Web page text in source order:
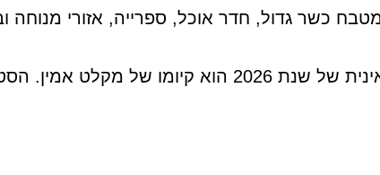
מטבח כשר גדול, חדר אוכל, ספרייה, אזורי מנוחה
פרט נפרד שמראה במיוחד את המציאות האוקראינית של שנת 2026